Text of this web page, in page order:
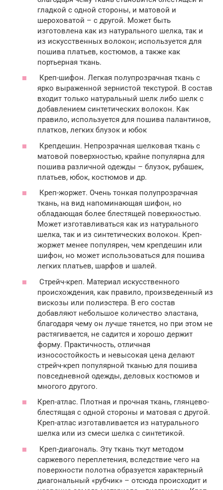
гладкой с одной стороны, и матовой и
шероховатой – с другой. Может быть
изготовлена как из натурального шелка, так и
из искусственных волокон; используется для
пошива платьев, костюмов, а также как
портьерная ткань.
Креп-шифон. Легкая полупрозрачная ткань с
ярко выраженной зернистой текстурой. В состав
входит только натуральный шелк либо шелк с
добавлением синтетических волокон. Как
правило, используется для пошива палантинов,
платков, легких блузок и юбок
Крепдешин. Непрозрачная шелковая ткань с
матовой поверхностью, крайне популярна для
пошива различной одежды – блузок, рубашек,
платьев, юбок, костюмов и др.
Креп-жоржет. Очень тонкая полупрозрачная
ткань, на вид напоминающая шифон, но
обладающая более блестящей поверхностью.
Может изготавливаться как из натурального
шелка, так и из синтетических волокон. Креп-
жоржет менее популярен, чем крепдешин или
шифон, но может использоваться для пошива
легких платьев, шарфов и шалей.
Стрейч-креп. Материал искусственного
происхождения, как правило, произведенный из
вискозы или полиэстера. В его состав
добавляют небольшое количество эластана,
благодаря чему он лучше тянется, но при этом не
растягивается, не садится и хорошо держит
форму. Практичность, отличная
износостойкость и невысокая цена делают
стрейч-креп популярной тканью для пошива
повседневной одежды, деловых костюмов и
многого другого.
Креп-атлас. Плотная и прочная ткань, глянцево-
блестящая с одной стороны и матовая с другой.
Креп-атлас изготавливается из натурального
шелка или из смеси шелка с синтетикой.
Креп-диагональ. Эту ткань ткут методом
саржевого переплетения, вследствие чего на
поверхности полотна образуется характерный
диагональный «рубчик» – отсюда происходит и